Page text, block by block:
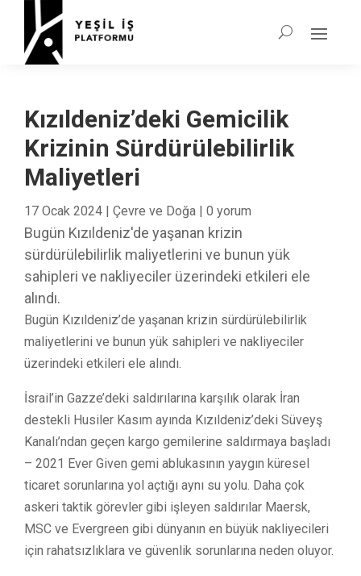
Kızıldeniz’deki Gemicilik
Krizinin Sürdürülebilirlik
Maliyetleri
17 Ocak 2024 | Çevre ve Doğa | 0 yorum
Bugün Kızıldeniz'de yaşanan krizin
sürdürülebilirlik maliyetlerini ve bunun yük
sahipleri ve nakliyeciler üzerindeki etkileri ele
alındı.
Bugün Kızıldeniz’de yaşanan krizin sürdürülebilirlik
maliyetlerini ve bunun yük sahipleri ve nakliyeciler
üzerindeki etkileri ele alındı.
İsrail’in Gazze’deki saldırılarına karşılık olarak İran
destekli Husiler Kasım ayında Kızıldeniz’deki Süveyş
Kanalı’ndan geçen kargo gemilerine saldırmaya başladı
– 2021 Ever Given gemi ablukasının yaygın küresel
ticaret sorunlarına yol açtığı aynı su yolu. Daha çok
askeri taktik görevler gibi işleyen saldırılar Maersk,
MSC ve Evergreen gibi dünyanın en büyük nakliyecileri
için rahatsızlıklara ve güvenlik sorunlarına neden oluyor.